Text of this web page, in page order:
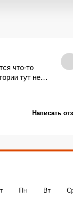
что-то
тут не…
Написать
Пн Вт